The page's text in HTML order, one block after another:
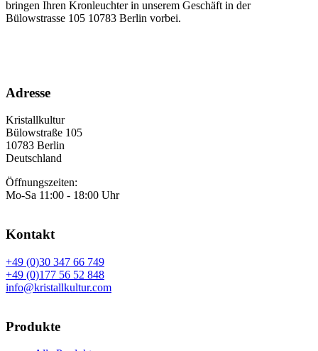
bringen Ihren Kronleuchter in unserem Geschäft in der
Bülowstrasse 105 10783 Berlin vorbei.
Adresse
Kristallkultur
Bülowstraße 105
10783 Berlin
Deutschland
Öffnungszeiten:
Mo-Sa 11:00 - 18:00 Uhr
Kontakt
+49 (0)30 347 66 749
+49 (0)177 56 52 848
info@kristallkultur.com
Produkte